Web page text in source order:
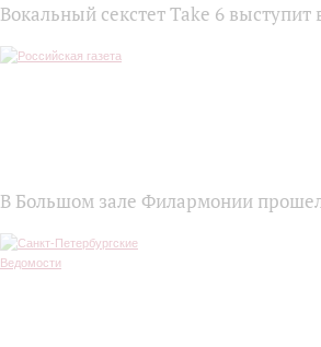
Вокальный секстет Take 6 выступит
В Большом зале Филармонии